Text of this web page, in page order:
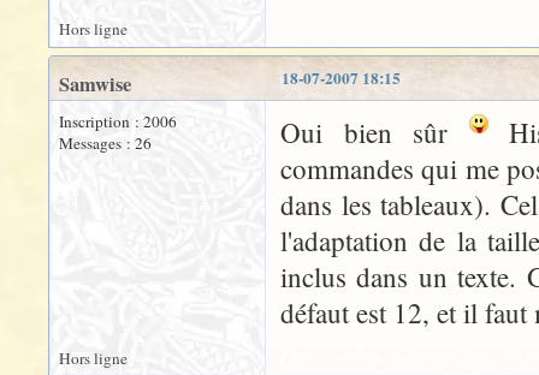
Hors ligne
18-07-2007 18:15
Samwise
Inscription : 2006
Messages : 26
Oui bien sûr
commandes qui me
dans les tableaux).
l'adaptation de la
inclus dans un texte.
défaut est 12, et il faut
Hors ligne